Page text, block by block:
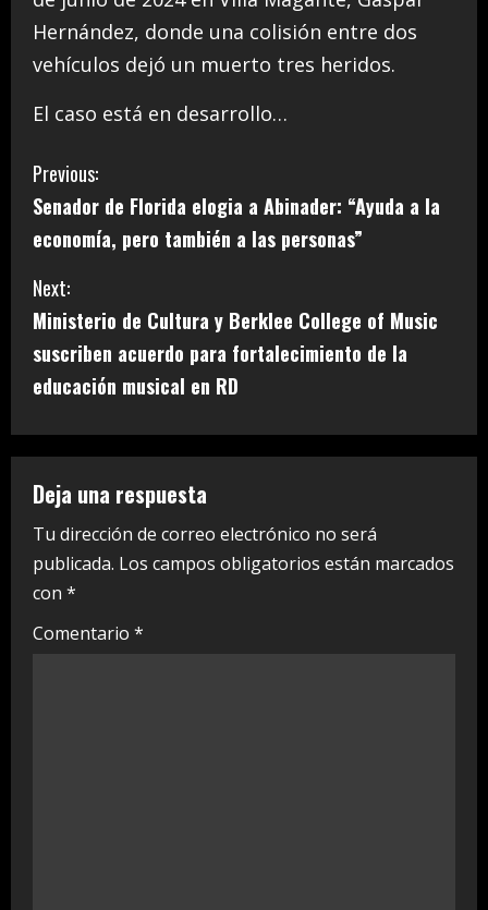
Hernández, donde una colisión entre dos
vehículos dejó un muerto tres heridos.
El caso está en desarrollo…
C
o
n
t
i
n
u
e
R
e
a
Previous:
Senador de Florida elogia a Abinader: “Ayuda a la
economía, pero también a las personas”
Next:
Ministerio de Cultura y Berklee College of Music
suscriben acuerdo para fortalecimiento de la
educación musical en RD
Deja una respuesta
Tu dirección de correo electrónico no será
publicada. Los campos obligatorios están marcados
con *
Comentario *